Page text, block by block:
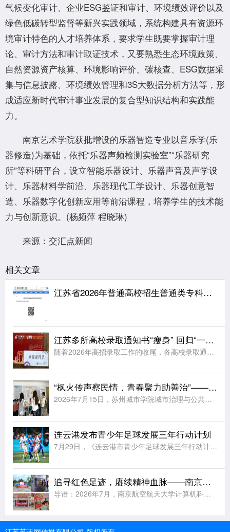
气候变化审计、企业ESG鉴证和审计、环境绩效评价以及
绿色低碳转型监督等新兴实践领域，系统构建具有资源环
境审计特色的人才培养体系，要求学生既要掌握审计理
论、审计方法和审计取证技术，又要熟悉生态环境政策、
自然资源资产核算、环境影响评价、碳核查、ESG数据采
集与信息披露、环境绩效管理和3S大数据分析方法等，形
成适应新时代审计事业发展的复合型知识结构和实践能
力。
南京艺术学院获批增设的乐器智造专业以音乐学(乐
器修造)为基础，依托“乐器声频检测实验室”“乐器研究
所”等科研平台，设立智能乐器设计、乐器声音及声学设
计、乐器材料学前沿、乐器现代工学设计、乐器创意智
造、乐器数字化创新应用等前沿课程，培养学生的技术能
力与创新意识。(杨频萍 程晓琳)
来源：交汇点新闻
相关文章
江苏省2026年普通高校招生普通类专科批次征求志愿投档线
江苏多所高校录取通知书“瘦身” 回归“一页纸”
随着2026年高招录取工作的收尾，各高校录取通知书开始陆续寄送到考生手中。据《扬子晚报》报道，江苏多所高校今年大幅简化了录取通知书的设计，普遍采用“一页纸”的简约形式，同时在有限的纸面上融入各校特色元
“枫火传声察民情，青春聚力助善治”——苏州城市学院实践团赴福运社区开展走访调研
2026年7月15日，苏州城市学院城市治理与公共事务学院“枫火传声，善治民和”暑期社会实践团前往苏州市姑苏区福运社区党群服务中心走访调研。学院法学专业教师王昊为、辅导员周玲燕随行指导，与实践团成员一同
连云港发布青少年足球发展三年行动计划
7月29日，《连云港市青少年足球发展三年行动计划(2026—2028年)》发布会在连云港市体育中心举行。据《新华日报》报道，未来三年连云港将完善县区“631”(6所小学、3所初中、1所高中)青训布局，
追寻红色足迹，赓续精神血脉——南京航空航天大学实践团赴五省多地开展暑期红色研学
导语：2026年7月，南京航空航天大学计算机科学与技术学院“行走学党史，守护中国红”实践团队利用暑期时间，分赴四川、陕西、湖南、江西、贵州等地革命旧址与红色场馆，开展以实地研学、问卷调研和群众访谈为主